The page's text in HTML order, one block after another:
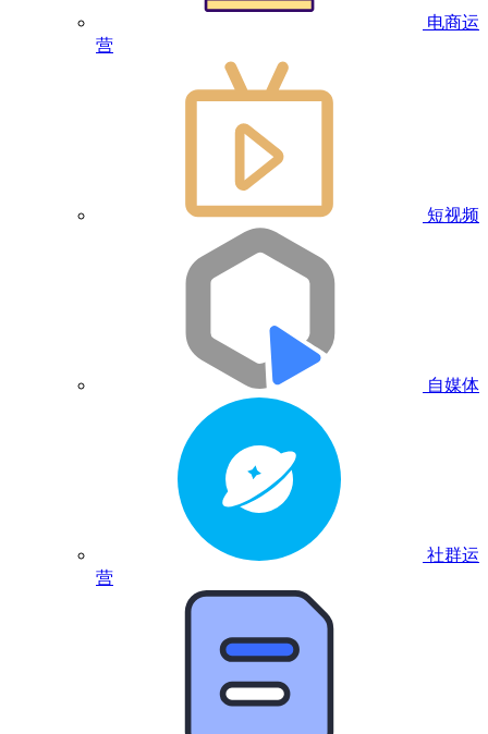
电商运
营
短视频
自媒体
社群运
营